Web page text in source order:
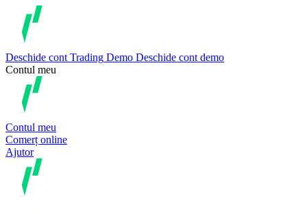
Deschide cont Trading Demo Deschide cont demo
Contul meu
Contul meu
Comerț online
Ajutor